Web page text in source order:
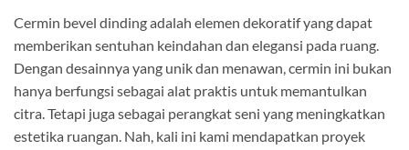
Cermin bevel dinding adalah elemen dekoratif yang dapat
memberikan sentuhan keindahan dan elegansi pada ruang.
Dengan desainnya yang unik dan menawan, cermin ini bukan
hanya berfungsi sebagai alat praktis untuk memantulkan
citra. Tetapi juga sebagai perangkat seni yang meningkatkan
estetika ruangan. Nah, kali ini kami mendapatkan proyek